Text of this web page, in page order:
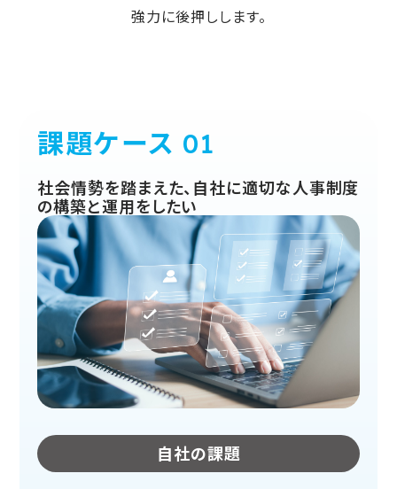
強力に後押しします。
課題ケース
社会情勢を踏まえた、自社に適切な人事制度
の構築と運用をしたい
自社の課題